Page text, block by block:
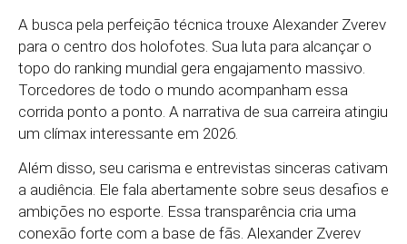
A busca pela perfeição técnica trouxe Alexander Zverev
para o centro dos holofotes. Sua luta para alcançar o
topo do ranking mundial gera engajamento massivo.
Torcedores de todo o mundo acompanham essa
corrida ponto a ponto. A narrativa de sua carreira atingiu
um clímax interessante em 2026.
Além disso, seu carisma e entrevistas sinceras cativam
a audiência. Ele fala abertamente sobre seus desafios e
ambições no esporte. Essa transparência cria uma
conexão forte com a base de fãs. Alexander Zverev